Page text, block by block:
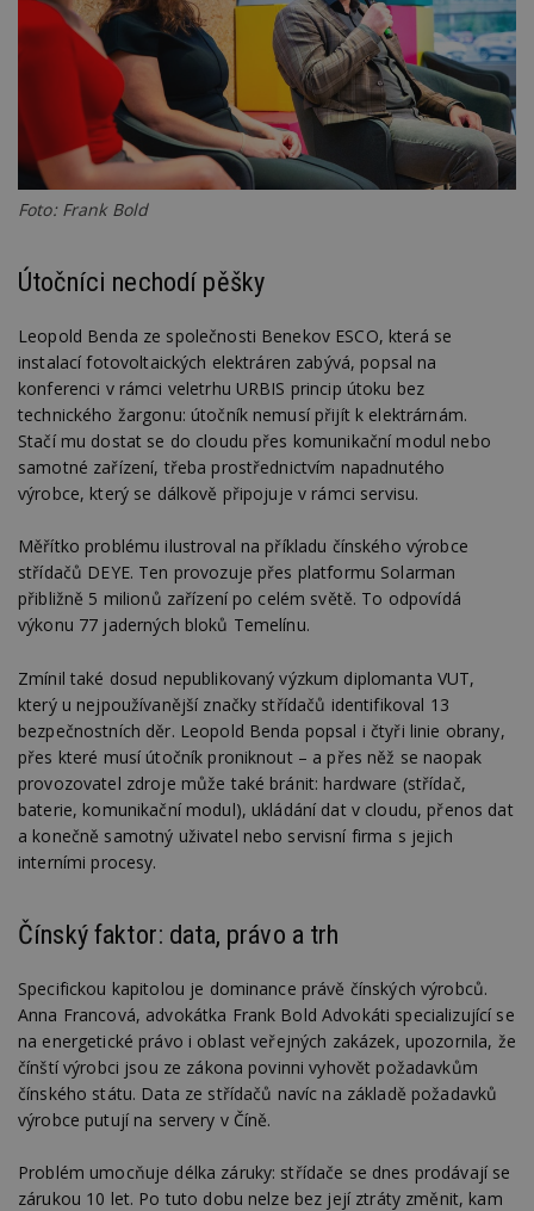
Foto: Frank Bold
Útočníci nechodí pěšky
Leopold Benda ze společnosti Benekov ESCO, která se
instalací fotovoltaických elektráren zabývá, popsal na
konferenci v rámci veletrhu URBIS princip útoku bez
technického žargonu: útočník nemusí přijít k elektrárnám.
Stačí mu dostat se do cloudu přes komunikační modul nebo
samotné zařízení, třeba prostřednictvím napadnutého
výrobce, který se dálkově připojuje v rámci servisu.
Měřítko problému ilustroval na příkladu čínského výrobce
střídačů DEYE. Ten provozuje přes platformu Solarman
přibližně 5 milionů zařízení po celém světě. To odpovídá
výkonu 77 jaderných bloků Temelínu.
Zmínil také dosud nepublikovaný výzkum diplomanta VUT,
který u nejpoužívanější značky střídačů identifikoval 13
bezpečnostních děr. Leopold Benda popsal i čtyři linie obrany,
přes které musí útočník proniknout – a přes něž se naopak
provozovatel zdroje může také bránit: hardware (střídač,
baterie, komunikační modul), ukládání dat v cloudu, přenos dat
a konečně samotný uživatel nebo servisní firma s jejich
interními procesy.
Čínský faktor: data, právo a trh
Specifickou kapitolou je dominance právě čínských výrobců.
Anna Francová, advokátka Frank Bold Advokáti specializující se
na energetické právo i oblast veřejných zakázek, upozornila, že
čínští výrobci jsou ze zákona povinni vyhovět požadavkům
čínského státu. Data ze střídačů navíc na základě požadavků
výrobce putují na servery v Číně.
Problém umocňuje délka záruky: střídače se dnes prodávají se
zárukou 10 let. Po tuto dobu nelze bez její ztráty změnit, kam